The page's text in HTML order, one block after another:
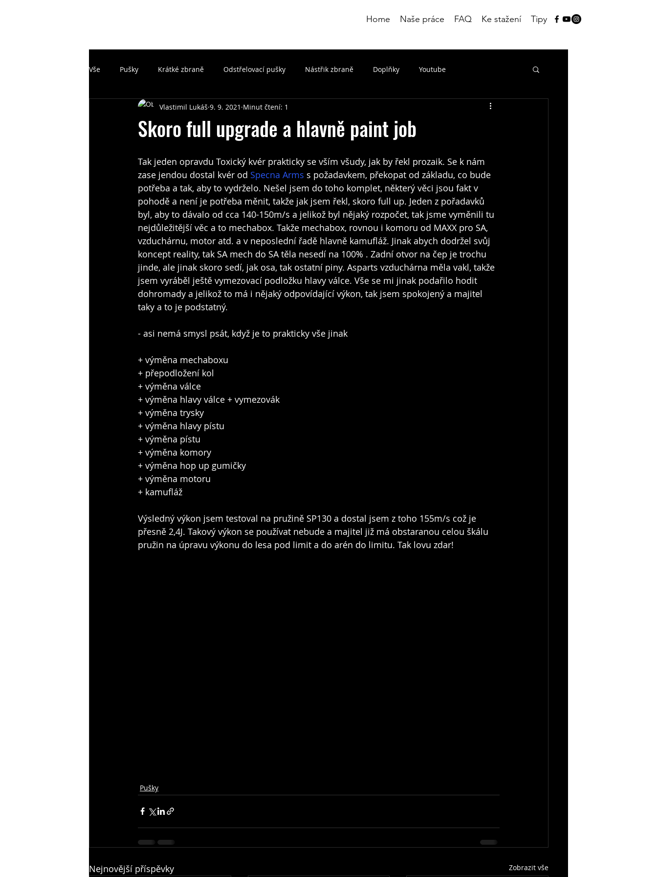
Home Naše práce FAQ Ke stažení Tipy
Vše Pušky Krátké zbraně Odstřelovací pušky Nástřik zbraně Doplňky Youtube
Skoro full upgrade a hlavně paint job
Vlastimil Lukáš 9. 9. 2021 Minut čtení: 1
Tak jeden opravdu Toxický kvér prakticky se vším všudy, jak by řekl prozaik. Se k nám
zase jendou dostal kvér od Specna Arms s požadavkem, překopat od základu, co bude
potřeba a tak, aby to vydrželo. Nešel jsem do toho komplet, některý věci jsou fakt v
pohodě a není je potřeba měnit, takže jak jsem řekl, skoro full up. Jeden z pořadavků
byl, aby to dávalo od cca 140-150m/s a jelikož byl nějaký rozpočet, tak jsme vyměnili tu
nejdůležitější věc a to mechabox. Takže mechabox, rovnou i komoru od MAXX pro SA,
vzduchárnu, motor atd. a v neposlední řadě hlavně kamufláž. Jinak abych dodržel svůj
koncept reality, tak SA mech do SA těla nesedí na 100% . Zadní otvor na čep je trochu
jinde, ale jinak skoro sedí, jak osa, tak ostatní piny. Asparts vzduchárna měla vakl, takže
jsem vyráběl ještě vymezovací podložku hlavy válce. Vše se mi jinak podařilo hodit
dohromady a jelikož to má i nějaký odpovídající výkon, tak jsem spokojený a majitel
taky a to je podstatný.
- asi nemá smysl psát, když je to prakticky vše jinak
+ výměna mechaboxu
+ přepodložení kol
+ výměna válce
+ výměna hlavy válce + vymezovák
+ výměna trysky
+ výměna hlavy pístu
+ výměna pístu
+ výměna komory
+ výměna hop up gumičky
+ výměna motoru
+ kamufláž
Výsledný výkon jsem testoval na pružině SP130 a dostal jsem z toho 155m/s což je
přesně 2,4J. Takový výkon se používat nebude a majitel již má obstaranou celou škálu
pružin na úpravu výkonu do lesa pod limit a do arén do limitu. Tak lovu zdar!
Pušky
Nejnovější příspěvky Zobrazit vše